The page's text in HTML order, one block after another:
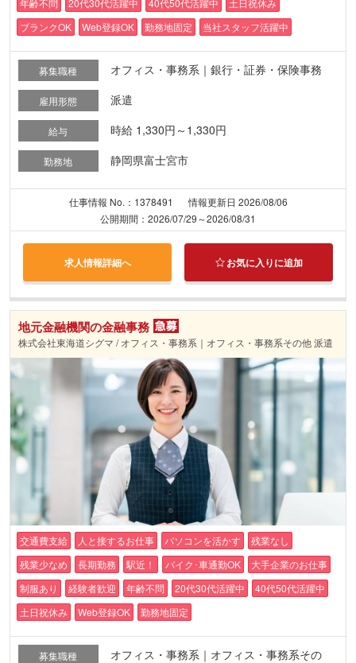
ブランクOK
Web登録OK 勤務地固定 当社スタッフ活躍中
募集職種 オフィス・事務系｜銀行・証券・保険事務
雇用形態 派遣
給与 時給 1,330円～1,330円
勤務地 静岡県富士宮市
仕事情報 No.：1378491
情報更新日 2026/08/06
公開期間：2026/07/29～2026/08/31
求人情報詳細へ お気に入りに追加
地元金融機関の金融事務
株式会社東海道シグマ / オフィス・事務系｜オフィス・事務系その他 派遣
交通費支給 人と接するお仕事 パソコンを活かす
残業なし
残業少なめ
長期勤務 駅近！ バイク･車通勤OK
大手企業のお仕事
制服あり
経験者歓迎 年齢不問 20代30代活躍中
40代50代活躍中
土日祝休み
Web登録OK 勤務地固定
募集職種
オフィス・事務系｜オフィス・事務系その